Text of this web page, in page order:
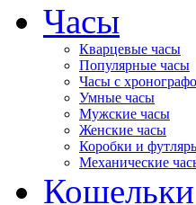
Часы
Кварцевые часы
Популярные часы
Часы с
Умные часы
Мужские часы
Женские часы
Коробки и
Механические